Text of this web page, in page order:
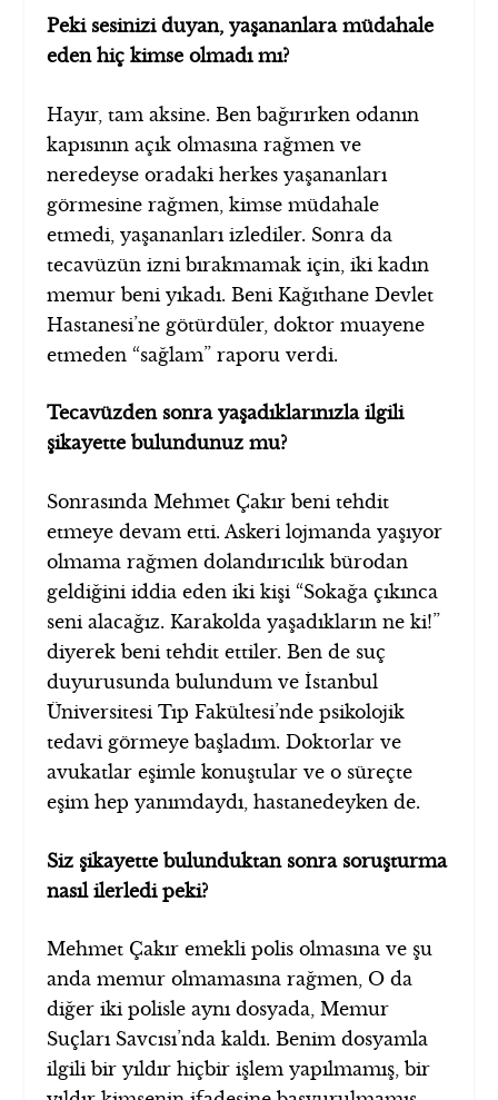
Peki sesinizi duyan, yaşananlara müdahale
eden hiç kimse olmadı mı?
Hayır, tam aksine. Ben bağırırken odanın
kapısının açık olmasına rağmen ve
neredeyse oradaki herkes yaşananları
görmesine rağmen, kimse müdahale
etmedi, yaşananları izlediler. Sonra da
tecavüzün izni bırakmamak için, iki kadın
memur beni yıkadı. Beni Kağıthane Devlet
Hastanesi’ne götürdüler, doktor muayene
etmeden “sağlam” raporu verdi.
Tecavüzden sonra yaşadıklarınızla ilgili
şikayette bulundunuz mu?
Sonrasında Mehmet Çakır beni tehdit
etmeye devam etti. Askeri lojmanda yaşıyor
olmama rağmen dolandırıcılık bürodan
geldiğini iddia eden iki kişi “Sokağa çıkınca
seni alacağız. Karakolda yaşadıkların ne ki!”
diyerek beni tehdit ettiler. Ben de suç
duyurusunda bulundum ve İstanbul
Üniversitesi Tıp Fakültesi’nde psikolojik
tedavi görmeye başladım. Doktorlar ve
avukatlar eşimle konuştular ve o süreçte
eşim hep yanımdaydı, hastanedeyken de.
Siz şikayette bulunduktan sonra soruşturma
nasıl ilerledi peki?
Mehmet Çakır emekli polis olmasına ve şu
anda memur olmamasına rağmen, O da
diğer iki polisle aynı dosyada, Memur
Suçları Savcısı’nda kaldı. Benim dosyamla
ilgili bir yıldır hiçbir işlem yapılmamış, bir